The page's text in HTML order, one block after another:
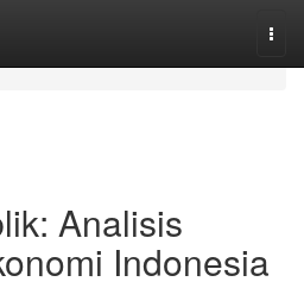
Analisis
Indonesia